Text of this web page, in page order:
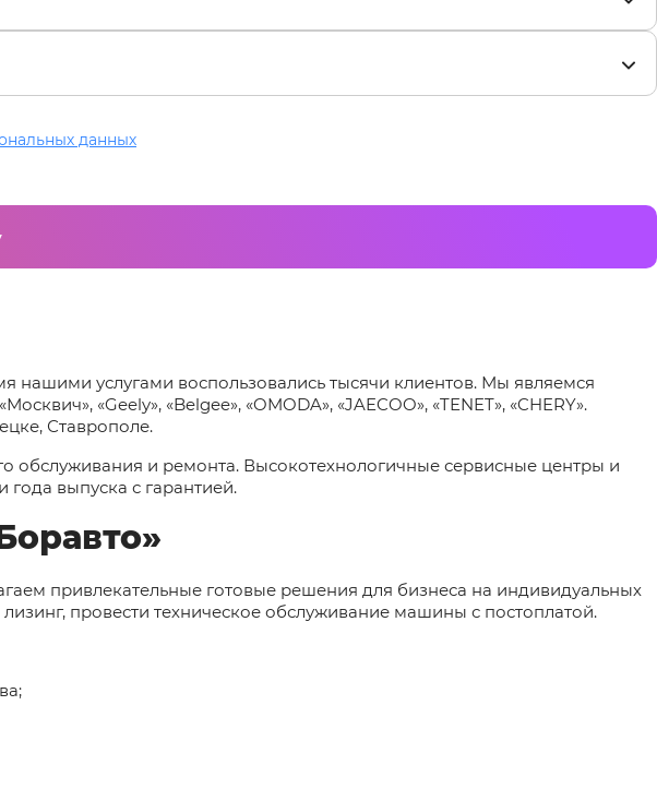
данных
нашими услугами воспользовались тысячи клиентов. Мы являемся
«Geely», «Belgee», «OMODA», «JAECOO», «TENET», «CHERY».
Ставрополе.
обслуживания и ремонта. Высокотехнологичные сервисные центры и
выпуска с гарантией.
привлекательные готовые решения для бизнеса на индивидуальных
провести техническое обслуживание машины с постоплатой.